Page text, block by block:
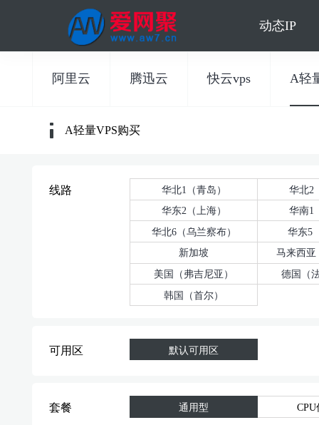
动态IP
阿里云 腾迅云 快云vps A轻
A轻量VPS购买
线路 华北1（青岛）
华北2
华东2（上海）
华南1
华北6（乌兰察布）
华东5
新加坡
马来西
美国（弗吉尼亚）
德国（
韩国（首尔）
可用区 默认可用区
套餐 通用型